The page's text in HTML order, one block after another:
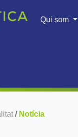
Qui som
/ Notícia